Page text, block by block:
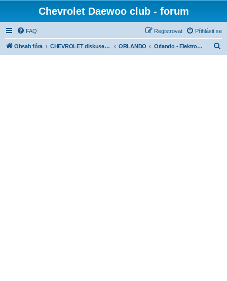
Chevrolet Daewoo club - forum
FAQ Přihlásit se
Registrovat
Obsah fóra CHEVROLET diskuse dle modelů ORLANDO Orlando - Elektronika